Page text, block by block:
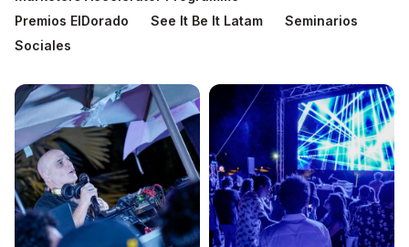
Boletería
Premios ElDorado
See It Be It Latam
Seminarios
Sociales